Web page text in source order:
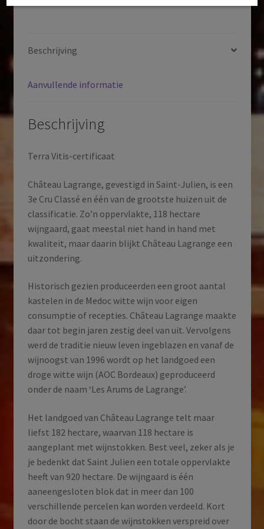
|
|
aantal
Beschrijving
Aanvullende informatie
Beschrijving
Terra Vitis-certificaat
Château Lagrange, gevestigd in Saint-Julien, is een
3e Cru Classé en één van de grootste huizen uit de
classificatie. Zo’n oppervlakte, 118 hectare
wijngaard, gaat meestal niet hand in hand met
kwaliteit, maar daarin blijkt Château Lagrange een
uitzondering.
Historisch gezien produceerden een groot aantal
kastelen in de Medoc witte wijn voor eigen
consumptie of recepties. Château Lagrange maakte
daar tot begin jaren zestig deel van uit. Vervolgens
werd de traditie nieuw leven ingeblazen en vanaf de
wijnoogst van 1996 wordt op het landgoed een
droge witte wijn (AOC Bordeaux) geproduceerd
onder de naam ‘Les Arums de Lagrange’.
Het landgoed van Château Lagrange telt maar
liefst 182 hectare, waarvan 118 hectare is
aangeplant met wijnstokken. Best veel, zeker als je
je bedenkt dat Saint Julien een totale oppervlakte
heeft van 920 hectare. De wijngaard is één
aaneengesloten blok dat in meer dan 100
verschillende percelen kan worden verdeeld. Kort
door de bocht staan de wijnstokken verspreid over